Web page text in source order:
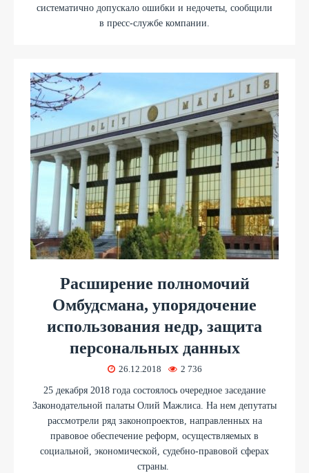
систематично допускало ошибки и недочеты, сообщили
в пресс-службе компании.
Расширение полномочий
Омбудсмана, упорядочение
использования недр, защита
персональных данных
26.12.2018 2 736
25 декабря 2018 года состоялось очередное заседание
Законодательной палаты Олий Мажлиса. На нем депутаты
рассмотрели ряд законопроектов, направленных на
правовое обеспечение реформ, осуществляемых в
социальной, экономической, судебно-правовой сферах
страны.